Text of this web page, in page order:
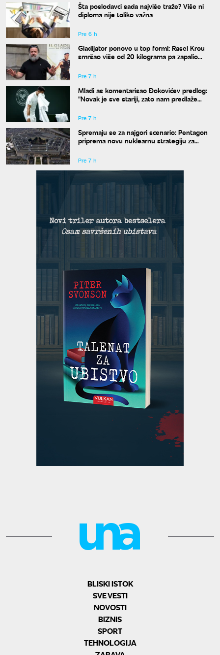
Šta poslodavci sada najviše traže? Više ni
diploma nije toliko važna
Pre 6 h
Gladijator ponovo u top formi: Rasel Krou
smršao više od 20 kilograma pa zapalio
Pre 7 h
Mladi as komentarisao Đokovićev predlog:
"Novak je sve stariji, zato nam predlaže
Pre 7 h
Spremaju se za najgori scenario: Pentagon
priprema novu nuklearnu strategiju za
Pre 7 h
BLISKI ISTOK
SVE VESTI
NOVOSTI
BIZNIS
SPORT
TEHNOLOGIJA